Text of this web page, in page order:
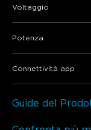
Voltaggio
Potenza
Connettività app
Guide del